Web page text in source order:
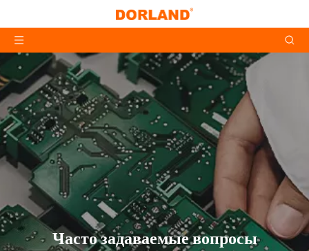
Часто задаваемые вопросы